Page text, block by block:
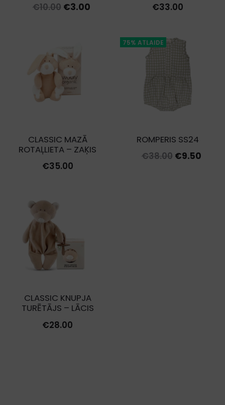
€10.00 Original
€3.00Current
€33.00
CLASSIC MAZĀ
ROTAĻLIETA – ZAĶIS
€35.00
75% ATLAIDE
ROMPERIS SS24
€38.00 Original
€9.50
CLASSIC KNUPJA
TURĒTĀJS – LĀCIS
€28.00